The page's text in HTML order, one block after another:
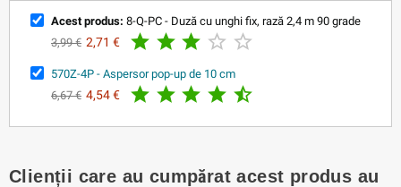
Acest produs: 8-Q-PC - Duză cu unghi fix, rază 2,4 m 90 grade
3,99 € 2,71 €     
570Z-4P - Aspersor pop-up de 10 cm
6,67 € 4,54 €     
Clienții care au cumpărat acest produs au